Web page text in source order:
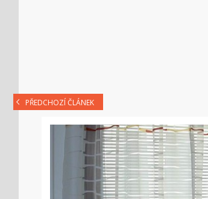
PŘEDCHOZÍ ČLÁNEK